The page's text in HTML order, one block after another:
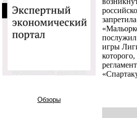
Обзоры
послужил
игры